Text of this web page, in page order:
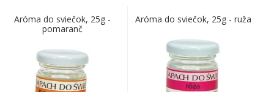
Aróma do sviečok, 25g -
pomaranč
Aróma do sviečok, 25g - ruža